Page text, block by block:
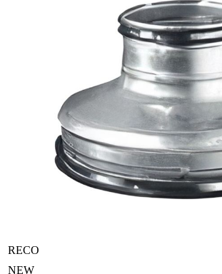
RECO
NEW